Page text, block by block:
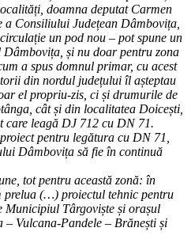
doamna deputat Carmen
a Consiliului Județean Dâmbovița,
un pod nou – pot spune un
și nu doar pentru zona
a spus domnul primar, cu acest
din nordul județului îl așteptau
el propriu-zis, ci și drumurile de
cât și din localitatea Doicești,
care leagă DJ 712 cu DN 71.
pentru legătura cu DN 71,
Dâmbovița să fie în continuă
tot pentru această zonă: în
prelua (…) proiectul tehnic pentru
Municipiul Târgoviște și orașul
– Vulcana-Pandele – Brănești și